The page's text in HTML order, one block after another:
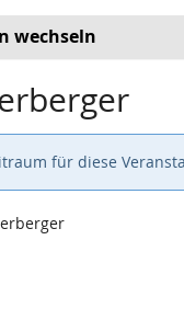
wechseln
für diese